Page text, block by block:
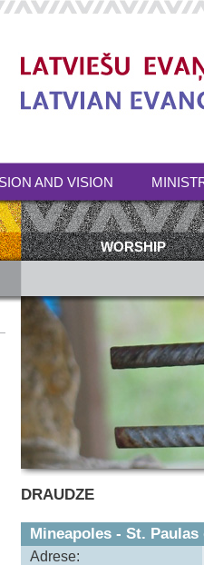
AND VISION
WORSHIP
DRAUDZE
Mineapoles - St. Paulas
Adrese: